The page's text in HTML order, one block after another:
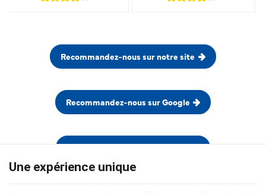
Recommandez-nous sur notre site
Recommandez-nous sur Google
Voir tous les avis de nos clients
Une expérience unique